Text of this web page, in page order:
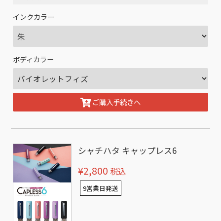
インクカラー
ボディカラー
ご購入手続きへ
シャチハタ キャップレス6
¥2,800 税込
9営業日発送